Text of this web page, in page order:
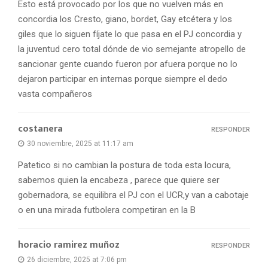
Esto está provocado por los que no vuelven más en
concordia los Cresto, giano, bordet, Gay etcétera y los
giles que lo siguen fíjate lo que pasa en el PJ concordia y
la juventud cero total dónde de vio semejante atropello de
sancionar gente cuando fueron por afuera porque no lo
dejaron participar en internas porque siempre el dedo
vasta compañeros
costanera
30 noviembre, 2025 at 11:17 am
Patetico si no cambian la postura de toda esta locura,
sabemos quien la encabeza , parece que quiere ser
gobernadora, se equilibra el PJ con el UCR,y van a cabotaje
o en una mirada futbolera competiran en la B
RESPONDER
horacio ramirez muñoz
26 diciembre, 2025 at 7:06 pm
RESPONDER